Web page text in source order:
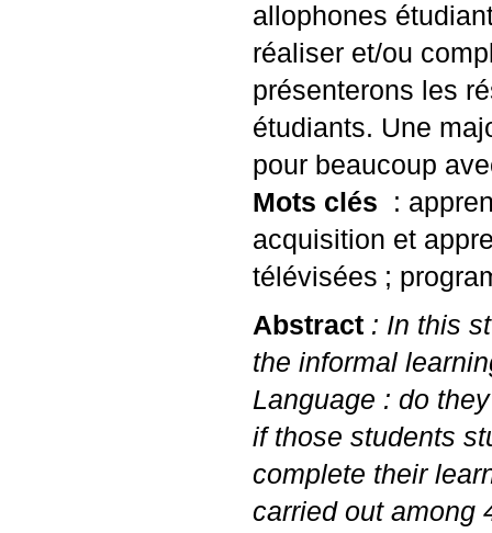
allophones
réaliser et/ou
présenterons les
étudiants. Une
pour beaucoup
Mots clés
:
acquisition et
télévisées ;
Abstract : In this
the informal
Language : do
if those students
complete their
carried out among